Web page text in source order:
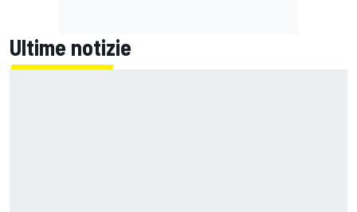
Ultime notizie